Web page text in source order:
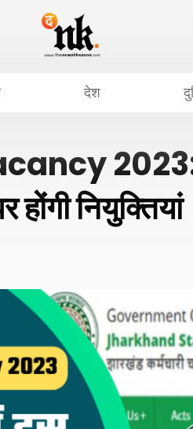
देश
2023:
नियुक्तियां